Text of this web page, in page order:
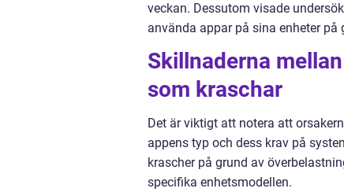
veckan. Dessutom visade
använda appar på sina enheter på
Skillnaderna
som kraschar
Det är viktigt att notera att
appens typ och dess krav på
krascher på grund av
specifika enhetsmodellen.